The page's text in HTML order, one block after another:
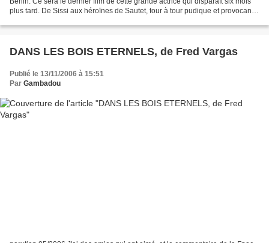
plus tard. De Sissi aux héroïnes de Sautet, tour à tour pudique et provocante,
DANS LES BOIS ETERNELS, de Fred Vargas
Publié le 13/11/2006 à 15:51
Par Gambadou